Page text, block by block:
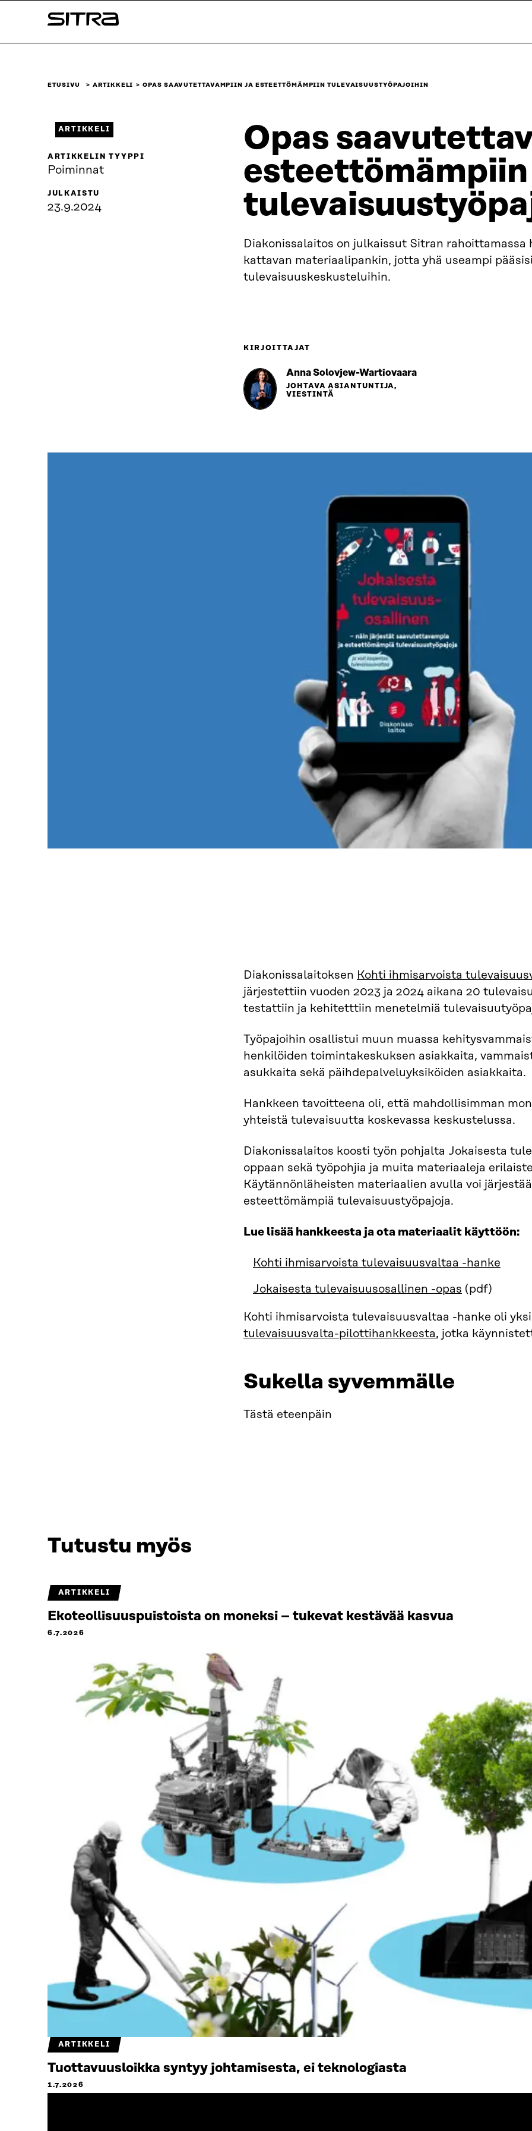
sisältöön
Sitra
ETUSIVU ARTIKKELI OPAS SAAVUTETTAVAMPIIN JA ESTEETTÖMÄMPIIN TULEVAISUUSTYÖPAJOIHIN
Opas
esteettömämpiin
Diakonissalaitos on julkaissut Sitran rahoittamassa
kattavan materiaalipankin, jotta yhä useampi
tulevaisuuskeskusteluihin.
ARTIKKELI
ARTIKKELIN TYYPPI
Poiminnat
JULKAISTU
23.9.2024
KIRJOITTAJAT
Anna Solovjew-Wartiovaara
JOHTAVA ASIANTUNTIJA,
VIESTINTÄ
Diakonissalaitoksen Kohti ihmisarvoista
järjestettiin vuoden 2023 ja 2024 aikana 20
testattiin ja kehitetttiin menetelmiä
Työpajoihin osallistui muun muassa
henkilöiden toimintakeskuksen asiakkaita,
asukkaita sekä päihdepalveluyksiköiden asiakkaita.
Hankkeen tavoitteena oli, että mahdollisimman
yhteistä tulevaisuutta koskevassa keskustelussa.
Diakonissalaitos koosti työn pohjalta Jokaisesta
oppaan sekä työpohjia ja muita materiaaleja
Käytännönläheisten materiaalien avulla voi
esteettömämpiä tulevaisuustyöpajoja.
Lue lisää hankkeesta ja ota materiaalit käyttöön:
Kohti ihmisarvoista tulevaisuusvaltaa -hanke
Jokaisesta tulevaisuusosallinen -opas (pdf)
Kohti ihmisarvoista tulevaisuusvaltaa -hanke oli
tulevaisuusvalta-pilottihankkeesta, jotka
Sukella syvemmälle
Tästä eteenpäin
Tutustu myös
ARTIKKELI
Ekoteollisuuspuistoista on moneksi – tukevat kestävää kasvua
6.7.2026
ARTIKKELI
Tuottavuusloikka syntyy johtamisesta, ei teknologiasta
1.7.2026